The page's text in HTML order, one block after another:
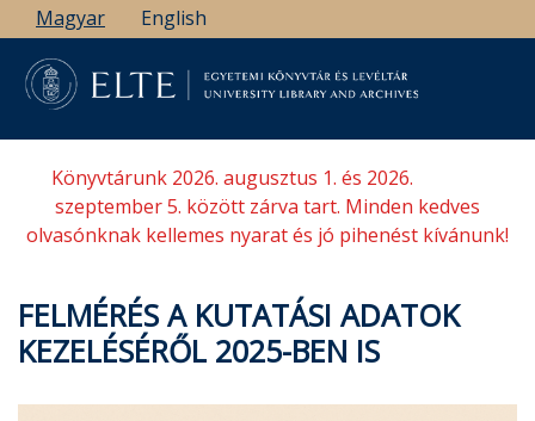
Ugrás
a
tartalomra
Magyar English
Könyvtárunk 2026. augusztus 1. és 2026.
szeptember 5. között zárva tart. Minden kedves
olvasónknak kellemes nyarat és jó pihenést kívánunk!
FELMÉRÉS A KUTATÁSI ADATOK
KEZELÉSÉRŐL 2025-BEN IS